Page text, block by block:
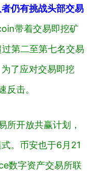
仍有挑战头部交易
带着交易即挖矿
第二至第七名交易
了应对交易即挖
反击。
所开放共赢计划，
。币安也于6月21
数字资产交易所联